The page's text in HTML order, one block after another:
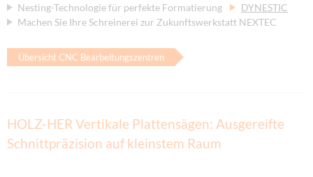
Nesting-Technologie für perfekte Formatierung
DYNESTIC
Machen Sie Ihre Schreinerei zur Zukunftswerkstatt NEXTEC
Übersicht CNC Bearbeitungszentren
HOLZ-HER Vertikale Plattensägen: Ausgereifte
Schnittpräzision auf kleinstem Raum